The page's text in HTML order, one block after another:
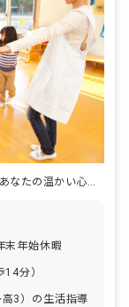
末年始休暇
分）
3）の生活指導